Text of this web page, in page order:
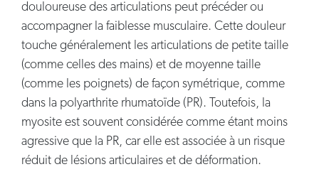
douloureuse des articulations peut précéder ou
accompagner la faiblesse musculaire. Cette douleur
touche généralement les articulations de petite taille
(comme celles des mains) et de moyenne taille
(comme les poignets) de façon symétrique, comme
dans la polyarthrite rhumatoïde (PR). Toutefois, la
myosite est souvent considérée comme étant moins
agressive que la PR, car elle est associée à un risque
réduit de lésions articulaires et de déformation.